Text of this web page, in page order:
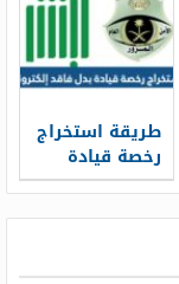
طريقة استخراج
رخصة قيادة
بدل فاقد